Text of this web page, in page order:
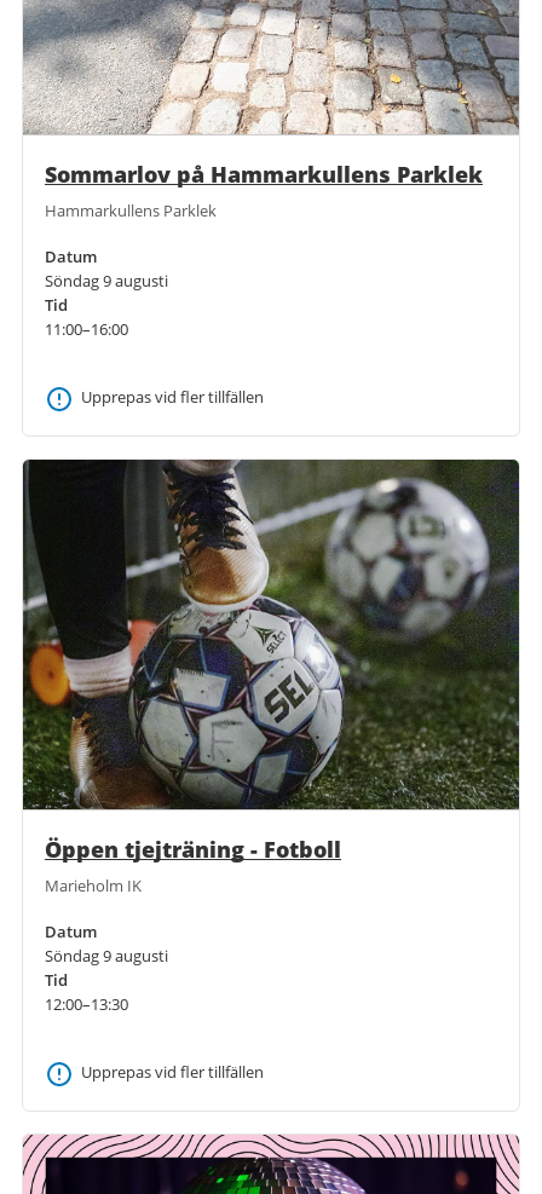
Sommarlov på Hammarkullens Parklek
Hammarkullens Parklek
Datum
Söndag 9 augusti
Tid
11:00–16:00
Upprepas vid fler tillfällen
Öppen tjejträning - Fotboll
Marieholm IK
Datum
Söndag 9 augusti
Tid
12:00–13:30
Upprepas vid fler tillfällen